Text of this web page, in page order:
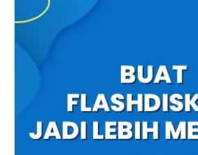
yang terjangkau seperti pen souvenir,
box dan lain sebagainya
perusahaanmu di Gifterindo !
Buat desain unik dari identitas
dan ciptakan souvenir